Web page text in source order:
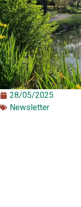
28/05/2025
Newsletter